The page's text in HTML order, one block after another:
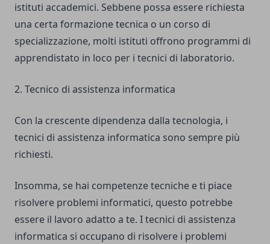
istituti accademici. Sebbene possa essere richiesta
una certa formazione tecnica o un corso di
specializzazione, molti istituti offrono programmi di
apprendistato in loco per i tecnici di laboratorio.
2. Tecnico di assistenza informatica
Con la crescente dipendenza dalla tecnologia, i
tecnici di assistenza informatica sono sempre più
richiesti.
Insomma, se hai competenze tecniche e ti piace
risolvere problemi informatici, questo potrebbe
essere il lavoro adatto a te. I tecnici di assistenza
informatica si occupano di risolvere i problemi